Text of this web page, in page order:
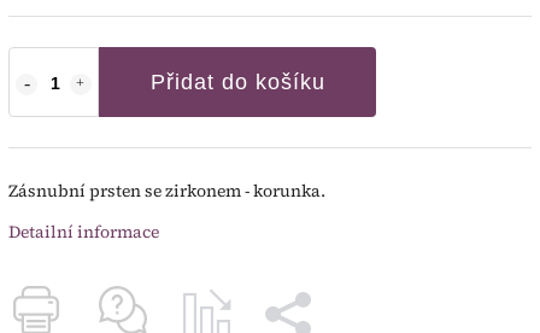
Přidat do košíku
Zásnubní prsten se zirkonem - korunka.
Detailní informace